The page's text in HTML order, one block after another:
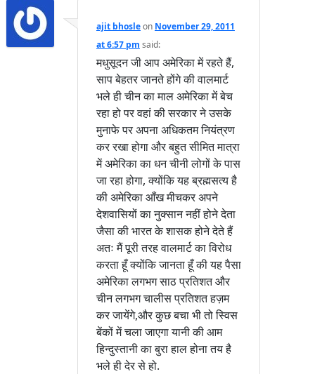
ajit bhosleon November 29, 2011
at 6:57 pm said:
मधुसूदन जी आप अमेरिका में रहते हैं,
साप बेहतर जानते होंगे की वालमार्ट
भले ही चीन का माल अमेरिका में बेच
रहा हो पर वहां की सरकार ने उसके
मुनाफे पर अपना अधिकतम नियंत्रण
कर रखा होगा और बहुत सीमित मात्रा
में अमेरिका का धन चीनी लोगों के पास
जा रहा होगा, क्योंकि यह ब्रह्मसत्य है
की अमेरिका आँख मीचकर अपने
देशवासियों का नुक्सान नहीं होने देता
जैसा की भारत के शासक होने देते हैं
अतः मैं पूरी तरह वालमार्ट का विरोध
करता हूँ क्योंकि जानता हूँ की यह पैसा
अमेरिका लगभग साठ प्रतिशत और
चीन लगभग चालीस प्रतिशत हज़म
कर जायेंगे,और कुछ बचा भी तो स्विस
बेंकों में चला जाएगा यानी की आम
हिन्दुस्तानी का बुरा हाल होना तय है
भले ही देर से हो.